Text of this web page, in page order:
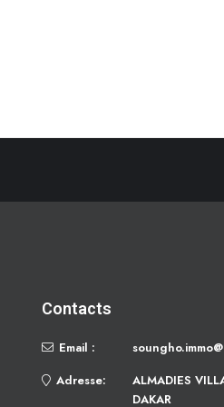
Contacts
Email :
Adresse:
ALMADIES
DAKAR